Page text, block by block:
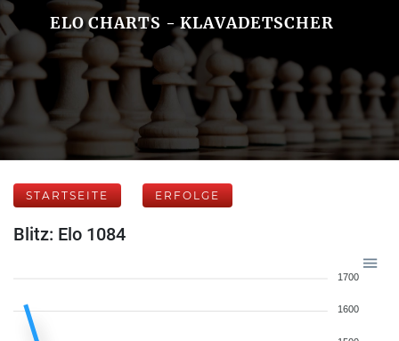
ELO CHARTS - KLAVADETSCHER
STARTSEITE ERFOLGE
Blitz: Elo 1084
1700
1600